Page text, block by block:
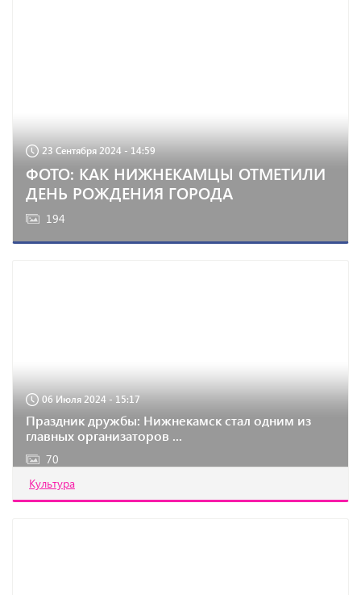
23 Сентября 2024 - 14:59
ФОТО: КАК НИЖНЕКАМЦЫ ОТМЕТИЛИ
ДЕНЬ РОЖДЕНИЯ ГОРОДА
194
06 Июля 2024 - 15:17
Праздник дружбы: Нижнекамск стал одним из
главных организаторов ...
70
Культура